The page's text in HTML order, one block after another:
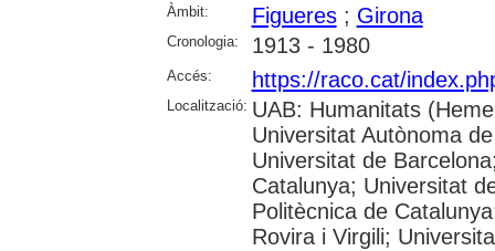
Àmbit: Figueres; Girona
Cronologia: 1913 - 1980
Accés: https://raco.cat/
Localització: UAB: Humanitats
Universitat Autònoma
Universitat de
Catalunya; Universitat
Politècnica de
Rovira i Virgili;